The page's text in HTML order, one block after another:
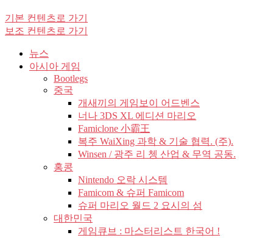
기본 컨텐츠로 가기
보조 컨텐츠로 가기
뉴스
아시아 게임
Bootlegs
중국
개새끼의 게임보이 어드벤스
너나 3DS XL 에디션 마리오
Famiclone 小霸王
복주 WaiXing 과학 & 기술 협력. (주).
Winsen / 광주 리 쳉 산업 & 무역 공동.
홍콩
Nintendo 오락 시스템
Famicom & 슈퍼 Famicom
슈퍼 마리오 월드 2 요시의 섬
대한민국
게임큐브 : 마스터리스트 한국어 !